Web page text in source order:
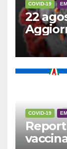
COVID-19
22
COVID-19